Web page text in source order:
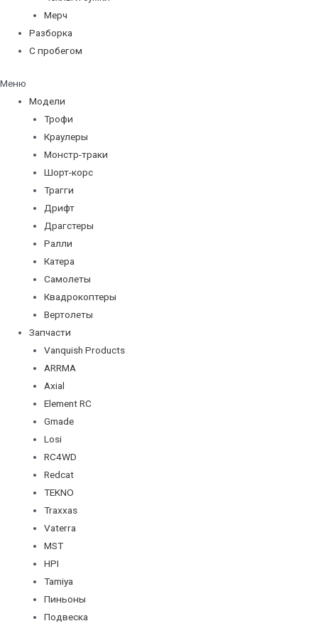
Мерч
Разборка
С пробегом
Меню
Модели
Трофи
Краулеры
Монстр-траки
Шорт-корс
Трагги
Дрифт
Драгстеры
Ралли
Катера
Самолеты
Квадрокоптеры
Вертолеты
Запчасти
Vanquish Products
ARRMA
Axial
Element RC
Gmade
Losi
RC4WD
Redcat
TEKNO
Traxxas
Vaterra
MST
HPI
Tamiya
Пиньоны
Подвеска